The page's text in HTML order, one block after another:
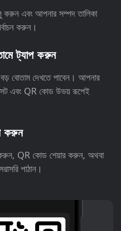
করুন এবং আপনার সম্পদ তালিকা
করুন।
ট্যাপ করুন
বড় বোতাম দেখতে পাবেন। আপনার
এবং QR কোড উভয় রূপেই
করুন
করুন, QR কোড শেয়ার করুন, অথবা
পাঠান।